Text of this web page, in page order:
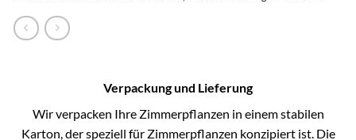
Verpackung und Lieferung
Wir verpacken Ihre Zimmerpflanzen in einem stabilen
Karton, der speziell für Zimmerpflanzen konzipiert ist. Die